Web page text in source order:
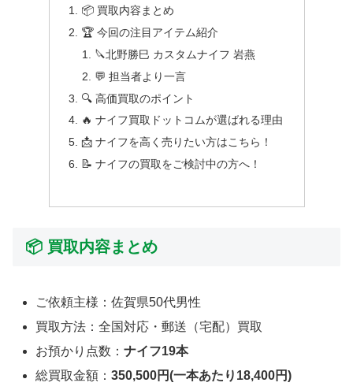
📦 買取内容まとめ
🏆 今回の注目アイテム紹介
🔪北野勝巳 カスタムナイフ 岩燕
💬 担当者より一言
🔍 高価買取のポイント
🔥 ナイフ買取ドットコムが選ばれる理由
📩 ナイフを高く売りたい方はこちら！
📝 ナイフの買取をご検討中の方へ！
📦 買取内容まとめ
ご依頼主様：佐賀県50代男性
買取方法：全国対応・郵送（宅配）買取
お預かり点数：ナイフ19本
総買取金額：350,500円(一本あたり18,400円)